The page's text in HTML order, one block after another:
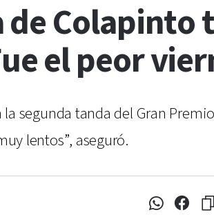
Colapinto
el peor
segunda tanda del Gran
lentos”, aseguró.